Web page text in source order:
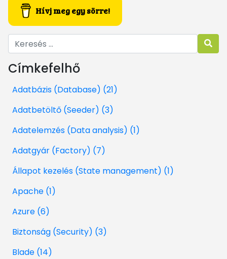
Hívj meg egy sörre!
Címkefelhő
Adatbázis (Database) (21)
Adatbetöltő (Seeder) (3)
Adatelemzés (Data analysis) (1)
Adatgyár (Factory) (7)
Állapot kezelés (State management) (1)
Apache (1)
Azure (6)
Biztonság (Security) (3)
Blade (14)